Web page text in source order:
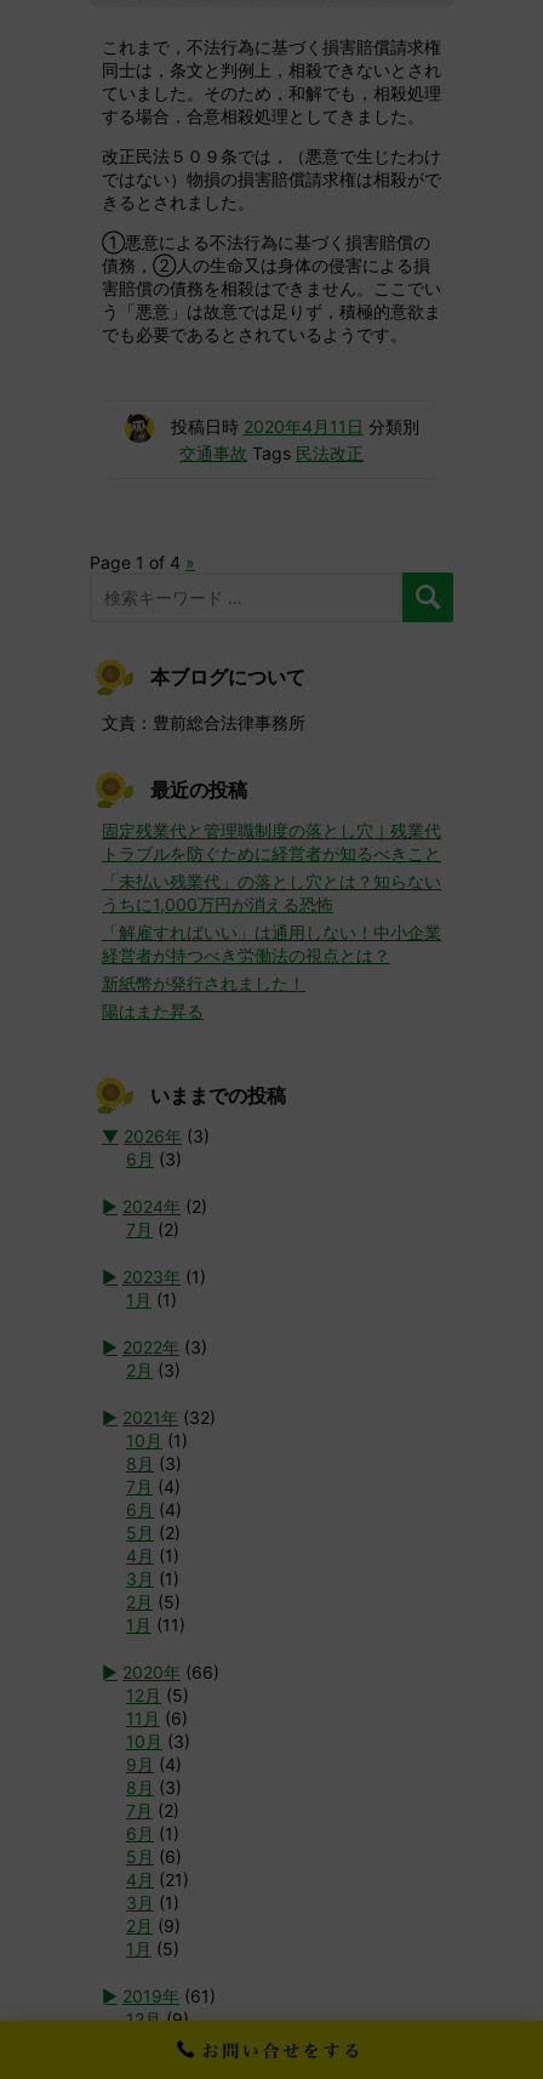
これまで，不法行為に基づく損害賠償請求権
同士は，条文と判例上，相殺できないとされ
ていました。そのため，和解でも，相殺処理
する場合，合意相殺処理としてきました。
改正民法５０９条では，（悪意で生じたわけ
ではない）物損の損害賠償請求権は相殺がで
きるとされました。
①悪意による不法行為に基づく損害賠償の
債務，②人の生命又は身体の侵害による損
害賠償の債務を相殺はできません。ここでい
う「悪意」は故意では足りず，積極的意欲ま
でも必要であるとされているようです。
投稿日時 2020年4月11日 分類別
交通事故 Tags 民法改正
Page 1 of 4 »
本ブログについて
文責：豊前総合法律事務所
最近の投稿
固定残業代と管理職制度の落とし穴｜残業代
トラブルを防ぐために経営者が知るべきこと
「未払い残業代」の落とし穴とは？知らない
うちに1,000万円が消える恐怖
「解雇すればいい」は通用しない！中小企業
経営者が持つべき労働法の視点とは？
新紙幣が発行されました！
陽はまた昇る
いままでの投稿
▼ 2026年 (3)
6月 (3)
► 2024年 (2)
7月 (2)
► 2023年 (1)
1月 (1)
► 2022年 (3)
2月 (3)
► 2021年 (32)
10月 (1)
8月 (3)
7月 (4)
6月 (4)
5月 (2)
4月 (1)
3月 (1)
2月 (5)
1月 (11)
► 2020年 (66)
12月 (5)
11月 (6)
10月 (3)
9月 (4)
8月 (3)
7月 (2)
6月 (1)
5月 (6)
4月 (21)
3月 (1)
2月 (9)
1月 (5)
► 2019年 (61)
12月 (9)
(5)